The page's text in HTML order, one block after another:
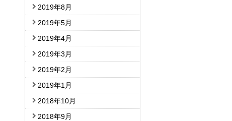
2019年8月
2019年5月
2019年4月
2019年3月
2019年2月
2019年1月
2018年10月
2018年9月